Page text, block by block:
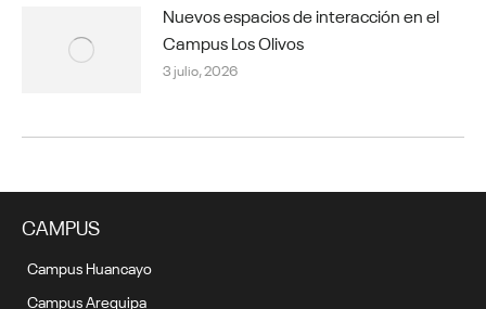
Nuevos espacios de interacción en el
Campus Los Olivos
3 julio, 2026
CAMPUS
Campus Huancayo
Campus Arequipa